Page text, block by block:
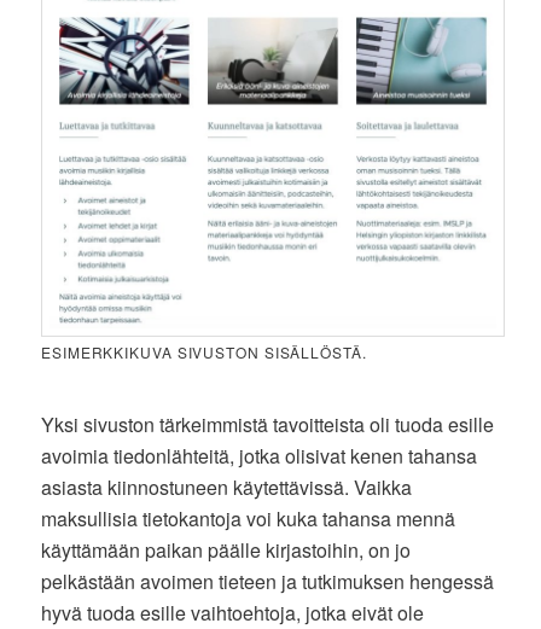
ESIMERKKIKUVA SIVUSTON SISÄLLÖSTÄ.
Yksi sivuston tärkeimmistä tavoitteista oli tuoda esille
avoimia tiedonlähteitä, jotka olisivat kenen tahansa
asiasta kiinnostuneen käytettävissä. Vaikka
maksullisia tietokantoja voi kuka tahansa mennä
käyttämään paikan päälle kirjastoihin, on jo
pelkästään avoimen tieteen ja tutkimuksen hengessä
hyvä tuoda esille vaihtoehtoja, jotka eivät ole